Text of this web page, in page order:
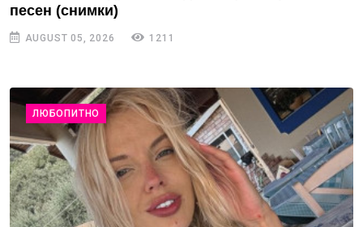
песен (снимки)
AUGUST 05, 2026 1211
ЛЮБОПИТНО